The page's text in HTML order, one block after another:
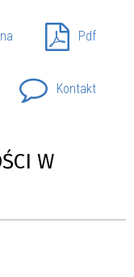
Pdf
Kontakt
W